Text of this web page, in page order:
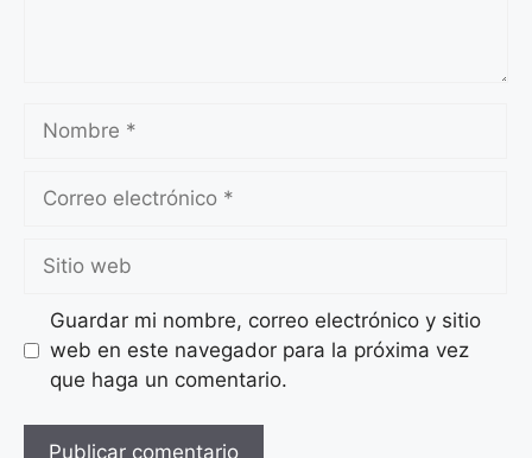
electrónico
web
Guardar mi nombre, correo electrónico y sitio
web en este navegador para la próxima vez
que haga un comentario.